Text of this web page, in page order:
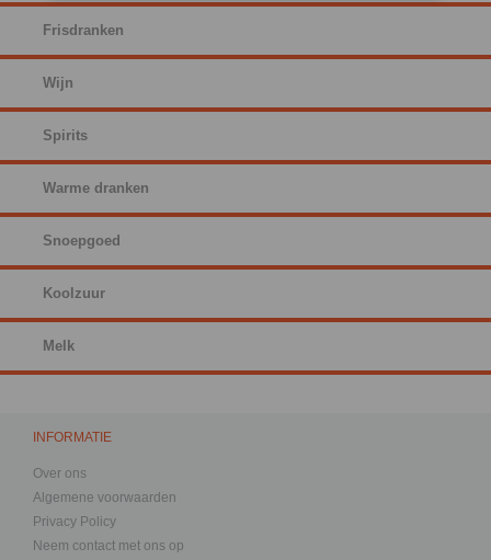
Frisdranken
Wijn
Spirits
Warme dranken
Snoepgoed
Koolzuur
Melk
INFORMATIE
Over ons
Algemene voorwaarden
Privacy Policy
Neem contact met ons op